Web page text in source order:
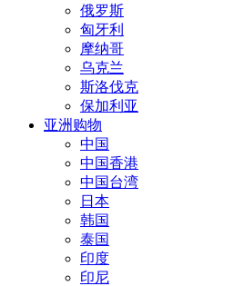
俄罗斯
匈牙利
摩纳哥
乌克兰
斯洛伐克
保加利亚
亚洲购物
中国
中国香港
中国台湾
日本
韩国
泰国
印度
印尼